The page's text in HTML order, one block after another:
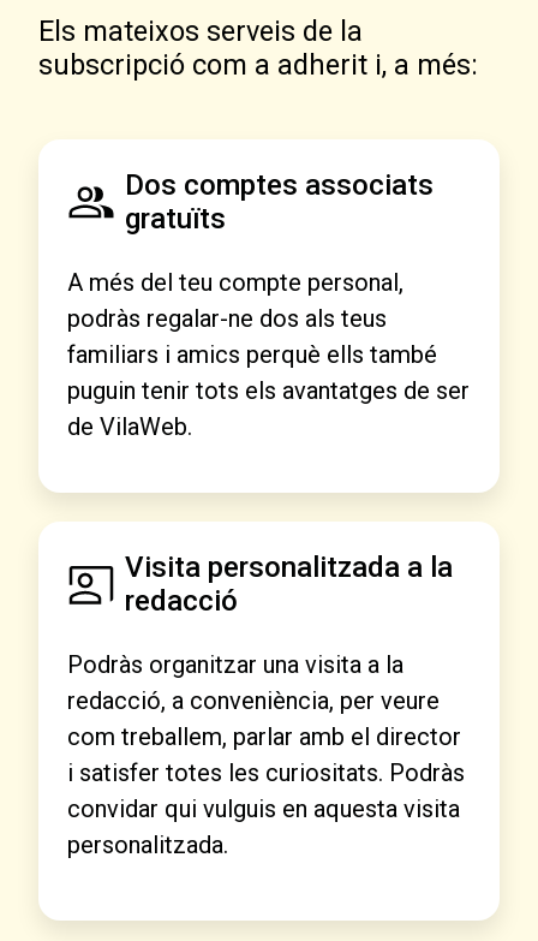
Els mateixos serveis de la
subscripció com a adherit i, a més:
Dos comptes associats
gratuïts
A més del teu compte personal,
podràs regalar-ne dos als teus
familiars i amics perquè ells també
puguin tenir tots els avantatges de ser
de VilaWeb.
Visita personalitzada a la
redacció
Podràs organitzar una visita a la
redacció, a conveniència, per veure
com treballem, parlar amb el director
i satisfer totes les curiositats. Podràs
convidar qui vulguis en aquesta visita
personalitzada.